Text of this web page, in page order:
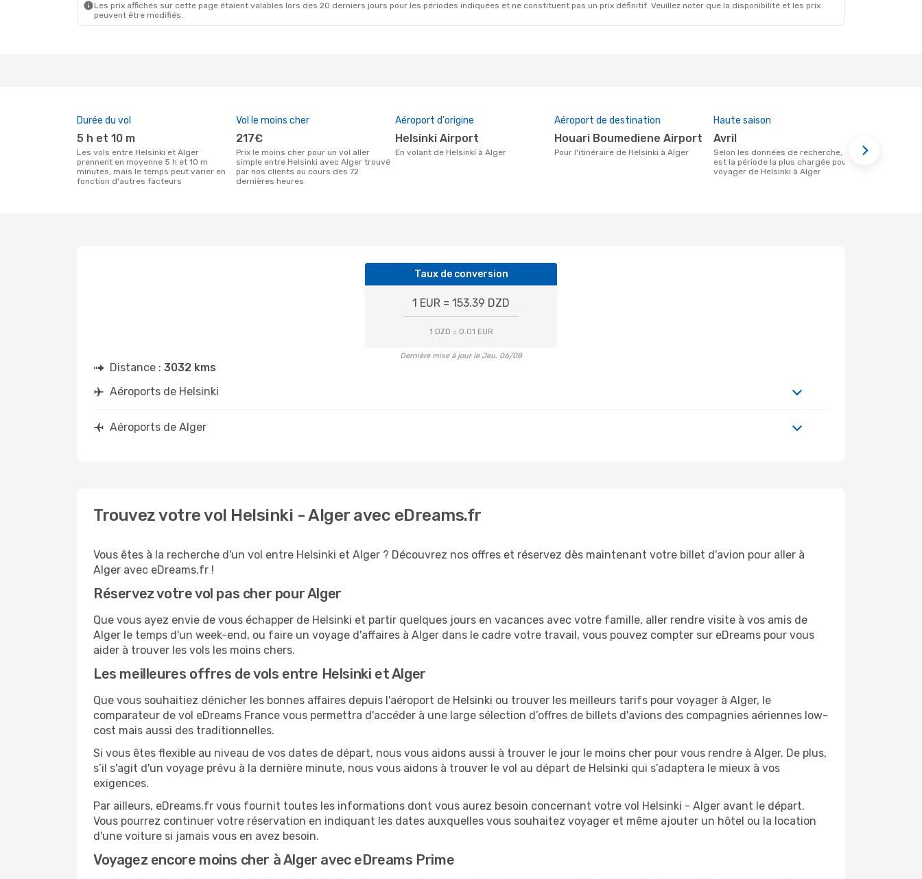
Les prix affichés sur cette page étaient valables lors des 20 derniers jours pour les périodes indiquées et ne constituent pas un prix définitif. Veuillez noter que la disponibilité et les prix
peuvent être modifiés.
Durée du vol
5 h et 10 m
Les vols entre Helsinki et Alger
prennent en moyenne 5 h et 10 m
minutes, mais le temps peut varier en
fonction d'autres facteurs
Vol le moins cher
217€
Prix le moins cher pour un vol aller
simple entre Helsinki avec Alger trouvé
par nos clients au cours des 72
dernières heures
Aéroport d'origine
Helsinki Airport
En volant de Helsinki à Alger
Aéroport de destination
Houari Boumediene Airport
Pour l'itinéraire de Helsinki à Alger
Haute saison
avril
Selon les données de recherche, avril
est la période la plus chargée pour
voyager de Helsinki à Alger
Taux de conversion
1 EUR = 153.39 DZD
1 DZD = 0.01 EUR
Dernière mise à jour le Jeu. 06/08
Distance : 3032 kms
Aéroports de Helsinki
Aéroports de Alger
Trouvez votre vol Helsinki - Alger avec eDreams.fr
Vous êtes à la recherche d'un vol entre Helsinki et Alger ? Découvrez nos offres et réservez dès maintenant votre billet d'avion pour aller à
Alger avec eDreams.fr !
Réservez votre vol pas cher pour Alger
Que vous ayez envie de vous échapper de Helsinki et partir quelques jours en vacances avec votre famille, aller rendre visite à vos amis de
Alger le temps d'un week-end, ou faire un voyage d'affaires à Alger dans le cadre votre travail, vous pouvez compter sur eDreams pour vous
aider à trouver les vols les moins chers.
Les meilleures offres de vols entre Helsinki et Alger
Que vous souhaitiez dénicher les bonnes affaires depuis l'aéroport de Helsinki ou trouver les meilleurs tarifs pour voyager à Alger, le
comparateur de vol eDreams France vous permettra d'accéder à une large sélection d’offres de billets d'avions des compagnies aériennes low-
cost mais aussi des traditionnelles.
Si vous êtes flexible au niveau de vos dates de départ, nous vous aidons aussi à trouver le jour le moins cher pour vous rendre à Alger. De plus,
s’il s'agit d'un voyage prévu à la dernière minute, nous vous aidons à trouver le vol au départ de Helsinki qui s’adaptera le mieux à vos
exigences.
Par ailleurs, eDreams.fr vous fournit toutes les informations dont vous aurez besoin concernant votre vol Helsinki - Alger avant le départ.
Vous pourrez continuer votre réservation en indiquant les dates auxquelles vous souhaitez voyager et même ajouter un hôtel ou la location
d'une voiture si jamais vous en avez besoin.
Voyagez encore moins cher à Alger avec eDreams Prime